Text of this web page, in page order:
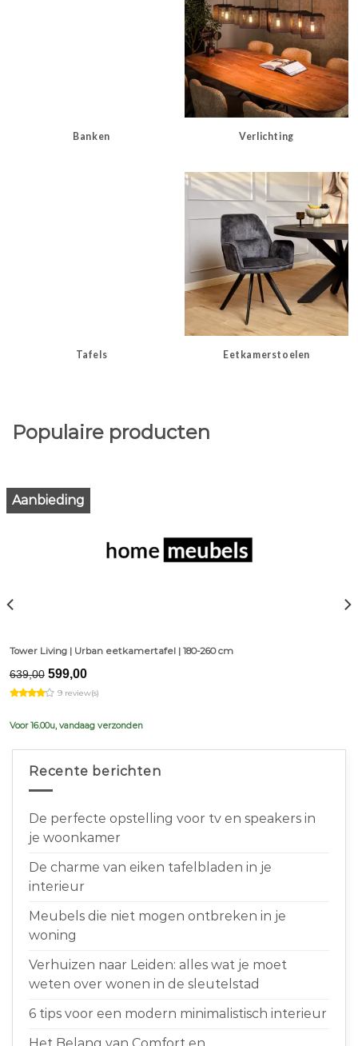
Banken Verlichting
Tafels Eetkamerstoelen
Populaire producten
Aanbieding
Tower Living | Urban eetkamertafel | 180-260 cm
639,00 Original
price
was:
599,00Current
is:
9 review(s)
Voor 16.00u, vandaag verzonden
Recente berichten
De perfecte opstelling voor tv en speakers in
je woonkamer
De charme van eiken tafelbladen in je
interieur
Meubels die niet mogen ontbreken in je
woning
Verhuizen naar Leiden: alles wat je moet
weten over wonen in de sleutelstad
6 tips voor een modern minimalistisch interieur